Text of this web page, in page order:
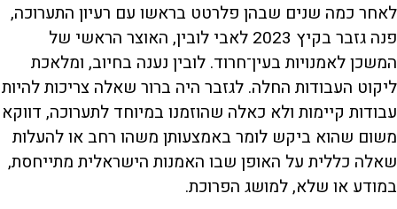
לאחר כמה שנים שבהן פלרטט בראשו עם רעיון התערוכה,
פנה גזבר בקיץ 2023 לאבי לובין, האוצר הראשי של
המשכן לאמנויות בעין־חרוד. לובין נענה בחיוב, ומלאכת
ליקוט העבודות החלה. לגזבר היה ברור שאלה צריכות להיות
עבודות קיימות ולא כאלה שהוזמנו במיוחד לתערוכה, דווקא
משום שהוא ביקש לומר באמצעותן משהו רחב או להעלות
שאלה כללית על האופן שבו האמנות הישראלית מתייחסת,
במודע או שלא, למושג הפרוכת.